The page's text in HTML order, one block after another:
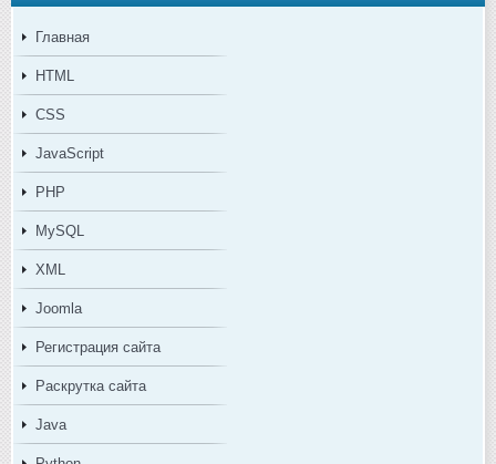
Главная
HTML
CSS
JavaScript
PHP
MySQL
XML
Joomla
Регистрация сайта
Раскрутка сайта
Java